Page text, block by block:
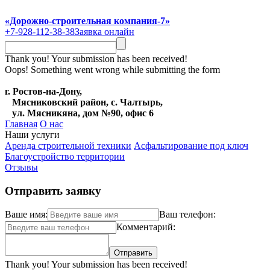
«Дорожно-строительная компания-7»
+7-928-112-38-38Заявка онлайн
Thank you! Your submission has been received!
Oops! Something went wrong while submitting the form
г. Ростов-на-Дону,
Мясниковский район, с. Чалтырь,
ул. Мясникяна, дом №90, офис 6
Главная О нас
Наши услуги
Аренда строительной техники Асфальтирование под ключ
Благоустройство территории
Отзывы
Отправить заявку
Ваше имя:
Ваш телефон:
Комментарий:
Thank you! Your submission has been received!